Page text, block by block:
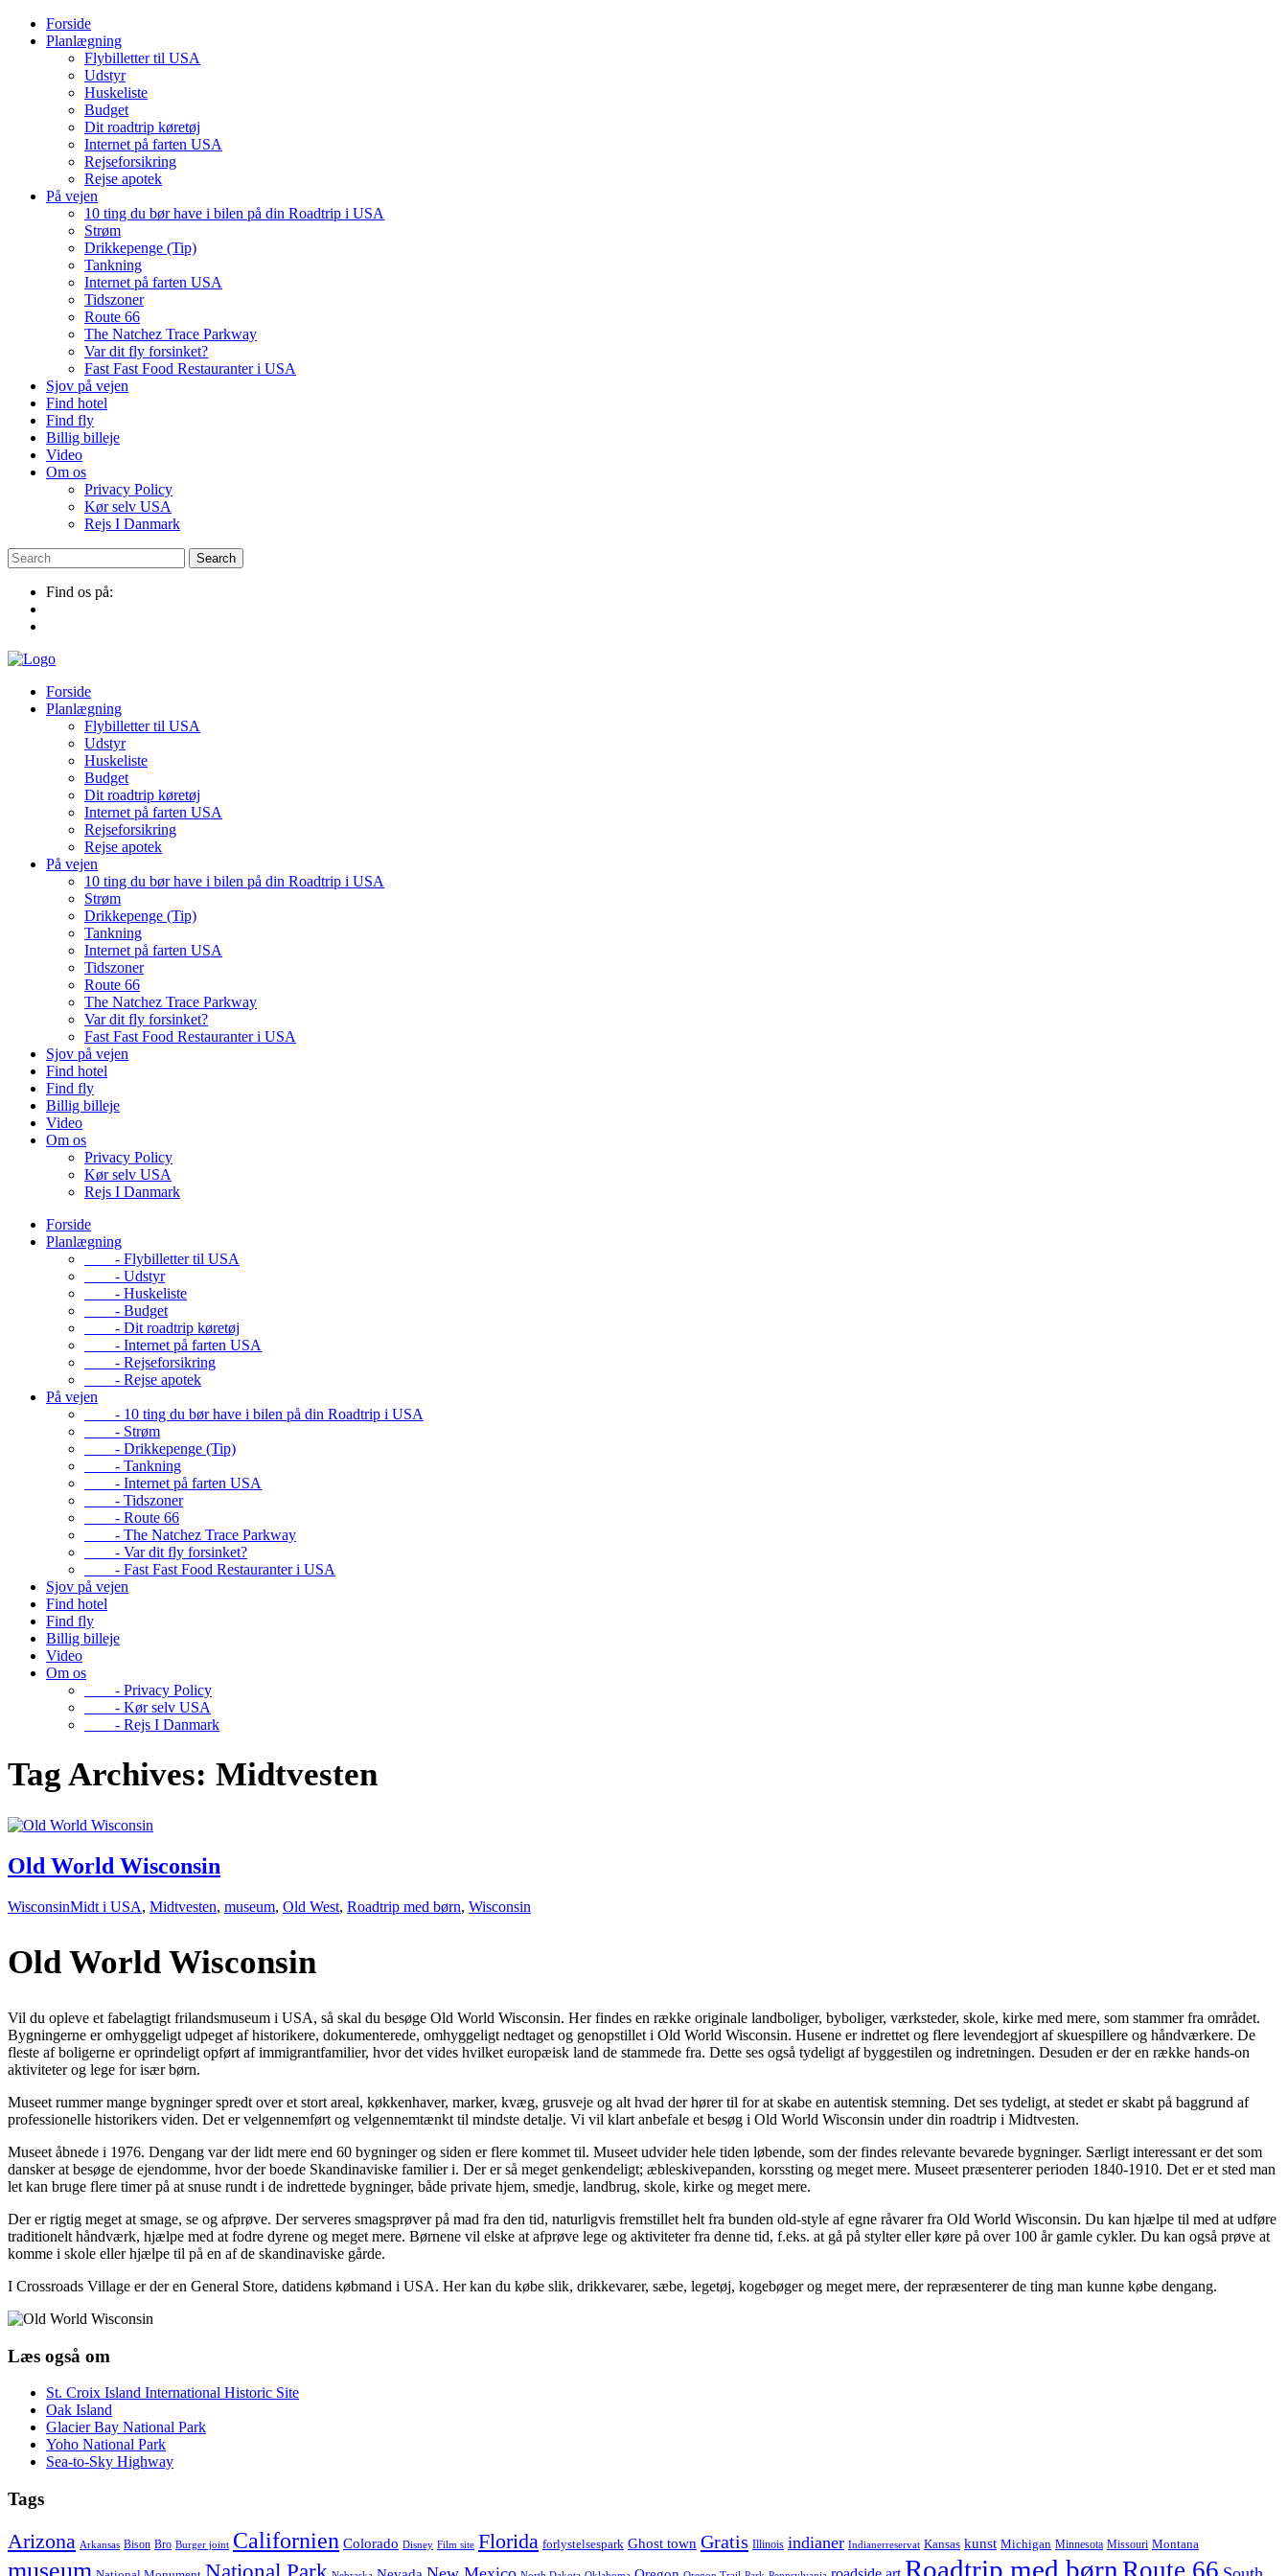
Forside
Planlægning
Flybilletter til USA
Udstyr
Huskeliste
Budget
Dit roadtrip køretøj
Internet på farten USA
Rejseforsikring
Rejse apotek
På vejen
10 ting du bør have i bilen på din Roadtrip i USA
Strøm
Drikkepenge (Tip)
Tankning
Internet på farten USA
Tidszoner
Route 66
The Natchez Trace Parkway
Var dit fly forsinket?
Fast Fast Food Restauranter i USA
Sjov på vejen
Find hotel
Find fly
Billig billeje
Video
Om os
Privacy Policy
Kør selv USA
Rejs I Danmark
Find os på:
Forside
Planlægning
Flybilletter til USA
Udstyr
Huskeliste
Budget
Dit roadtrip køretøj
Internet på farten USA
Rejseforsikring
Rejse apotek
På vejen
10 ting du bør have i bilen på din Roadtrip i USA
Strøm
Drikkepenge (Tip)
Tankning
Internet på farten USA
Tidszoner
Route 66
The Natchez Trace Parkway
Var dit fly forsinket?
Fast Fast Food Restauranter i USA
Sjov på vejen
Find hotel
Find fly
Billig billeje
Video
Om os
Privacy Policy
Kør selv USA
Rejs I Danmark
Forside
Planlægning
- Flybilletter til USA
- Udstyr
- Huskeliste
- Budget
- Dit roadtrip køretøj
- Internet på farten USA
- Rejseforsikring
- Rejse apotek
På vejen
- 10 ting du bør have i bilen på din Roadtrip i USA
- Strøm
- Drikkepenge (Tip)
- Tankning
- Internet på farten USA
- Tidszoner
- Route 66
- The Natchez Trace Parkway
- Var dit fly forsinket?
- Fast Fast Food Restauranter i USA
Sjov på vejen
Find hotel
Find fly
Billig billeje
Video
Om os
- Privacy Policy
- Kør selv USA
- Rejs I Danmark
Tag Archives: Midtvesten
Old World Wisconsin
WisconsinMidt i USA, Midtvesten, museum, Old West, Roadtrip med børn, Wisconsin
Old World Wisconsin
Vil du opleve et fabelagtigt frilandsmuseum i USA, så skal du besøge Old World Wisconsin. Her findes en række originale landboliger, byboliger, værksteder, skole, kirke med mere, som stammer fra området.
Bygningerne er omhyggeligt udpeget af historikere, dokumenterede, omhyggeligt nedtaget og genopstillet i Old World Wisconsin. Husene er indrettet og flere levendegjort af skuespillere og håndværkere. De
fleste af boligerne er oprindeligt opført af immigrantfamilier, hvor det vides hvilket europæisk land de stammede fra. Dette ses også tydeligt af byggestilen og indretningen. Desuden er der en række hands-on
aktiviteter og lege for især børn.
Museet rummer mange bygninger spredt over et stort areal, køkkenhaver, marker, kvæg, grusveje og alt hvad der hører til for at skabe en autentisk stemning. Det ses tydeligt, at stedet er skabt på baggrund af
professionelle historikers viden. Det er velgennemført og velgennemtænkt til mindste detalje. Vi vil klart anbefale et besøg i Old World Wisconsin under din roadtrip i Midtvesten.
Museet åbnede i 1976. Dengang var der lidt mere end 60 bygninger og siden er flere kommet til. Museet udvider hele tiden løbende, som der findes relevante bevarede bygninger. Særligt interessant er det som
dansker at besøge de ejendomme, hvor der boede Skandinaviske familier i. Der er så meget genkendeligt; æbleskivepanden, korssting og meget mere. Museet præsenterer perioden 1840-1910. Det er et sted man
let kan bruge flere timer på at snuse rundt i de indrettede bygninger, både private hjem, smedje, landbrug, skole, kirke og meget mere.
Der er rigtig meget at smage, se og afprøve. Der serveres smagsprøver på mad fra den tid, naturligvis fremstillet helt fra bunden old-style af egne råvarer fra Old World Wisconsin. Du kan hjælpe til med at udføre
traditionelt håndværk, hjælpe med at fodre dyrene og meget mere. Børnene vil elske at afprøve lege og aktiviteter fra denne tid, f.eks. at gå på stylter eller køre på over 100 år gamle cykler. Du kan også prøve at
komme i skole eller hjælpe til på en af de skandinaviske gårde.
I Crossroads Village er der en General Store, datidens købmand i USA. Her kan du købe slik, drikkevarer, sæbe, legetøj, kogebøger og meget mere, der repræsenterer de ting man kunne købe dengang.
Læs også om
St. Croix Island International Historic Site
Oak Island
Glacier Bay National Park
Yoho National Park
Sea-to-Sky Highway
Tags
Arizona Arkansas Bison Bro Burger joint Californien Colorado Disney Film site Florida forlystelsespark Ghost town Gratis Illinois indianer Indianerreservat Kansas kunst Michigan Minnesota Missouri Montana
museum Roadtrip med børn Route 66